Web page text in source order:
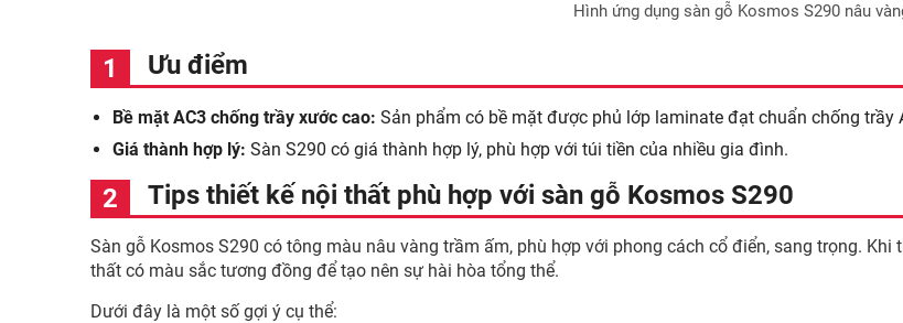
Hình ứng dụng sàn gỗ Kosmos S290 nâu
Ưu điểm
Bề mặt AC3 chống trầy xước cao: Sản phẩm có bề mặt được phủ lớp laminate đạt chuẩn chống trầy
Giá thành hợp lý: Sàn S290 có giá thành hợp lý, phù hợp với túi tiền của nhiều gia đình.
Tips thiết kế nội thất phù hợp với sàn gỗ Kosmos S290
Sàn gỗ Kosmos S290 có tông màu nâu vàng trầm ấm, phù hợp với phong cách cổ điển, sang trọng.
thất có màu sắc tương đồng để tạo nên sự hài hòa tổng thể.
Dưới đây là một số gợi ý cụ thể: